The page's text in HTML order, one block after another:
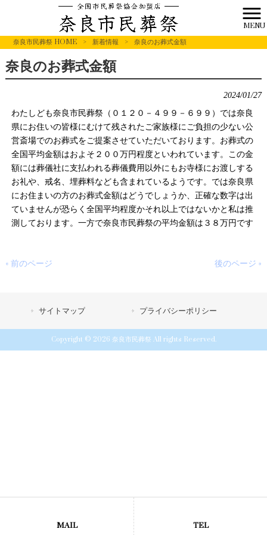
MENU
奈良市民葬祭 HOME
> 新着情報 > 奈良のお葬式金額
奈良のお葬式金額
2024/01/27
わたしども奈良市民葬祭（０１２０－４９９－６９９）では奈良
県にお住いの皆様にむけて残されたご家族様にご負担の少ない公
営斎場でのお葬式をご提案させていただいております。お葬式の
全国平均金額はおよそ２００万円程度といわれています。この金
額には葬儀社に支払われる葬儀費用以外にもお寺様にお渡しする
お礼や、戒名、埋葬料なども含まれているようです。では奈良県
にお住まいの方のお葬式金額はどうでしょうか、正確な数字は出
ていませんが恐らく全国平均程度かそれ以上ではないかと私は推
測しております。一方で奈良市民葬祭の平均金額は３８万円です
« 前のページ 後のページ »
サイトマップ プライバシーポリシー
Copyright © 2026 奈良市民葬祭 All rights Reserved.
MAIL TEL